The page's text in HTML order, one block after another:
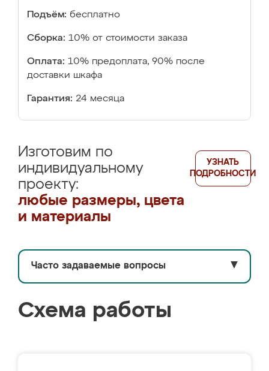
Подъём: бесплатно
Сборка: 10% от стоимости заказа
Оплата: 10% предоплата, 90% после
доставки шкафа
Гарантия: 24 месяца
Изготовим по
индивидуальному
проекту:
любые размеры, цвета
и материалы
УЗНАТЬ
ПОДРОБНОСТИ
Часто задаваемые вопросы ▼
Схема работы